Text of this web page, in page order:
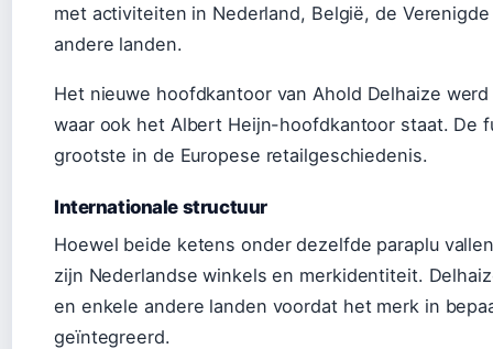
met activiteiten in Nederland, België, de
andere landen.
Het nieuwe hoofdkantoor van Ahold Delhaize
waar ook het Albert Heijn-hoofdkantoor staat. De
grootste in de Europese retailgeschiedenis.
Internationale structuur
Hoewel beide ketens onder dezelfde paraplu
zijn Nederlandse winkels en merkidentiteit.
en enkele andere landen voordat het merk in
geïntegreerd.